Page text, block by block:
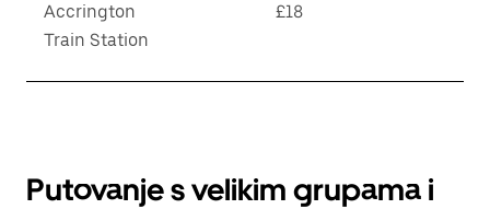
Accrington
Train Station
£18
Putovanje s velikim grupama i